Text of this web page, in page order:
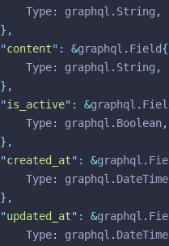
			Type
: graphql . String ,
},
"content" : &graphql . Field{
			Type
: graphql . String ,
},
"is_active" : &graphql .
			Type
: graphql . Boolean,
},
"created_at" : &graphql .
			Type
: graphql . DateTime
},
"updated_at" : &graphql .
			Type
: graphql . DateTime